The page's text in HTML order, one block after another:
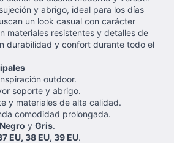
y abrigo, ideal para los días
un look casual con carácter
materiales resistentes y detalles de
durabilidad y confort durante todo el
outdoor.
soporte y abrigo.
y materiales de alta calidad.
comodidad prolongada.
Negro y Gris.
EU, 38 EU, 39 EU.